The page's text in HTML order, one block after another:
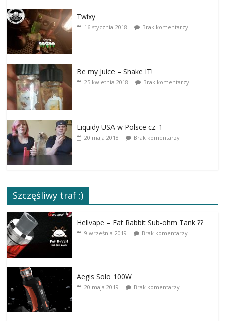
Twixy
16 stycznia 2018 Brak komentarzy
Be my Juice – Shake IT!
25 kwietnia 2018 Brak komentarzy
Liquidy USA w Polsce cz. 1
20 maja 2018 Brak komentarzy
Szczęśliwy traf :)
Hellvape – Fat Rabbit Sub-ohm Tank ??
9 września 2019 Brak komentarzy
Aegis Solo 100W
20 maja 2019 Brak komentarzy